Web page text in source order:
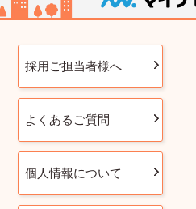
採用ご担当者様へ
よくあるご質問
個人情報について